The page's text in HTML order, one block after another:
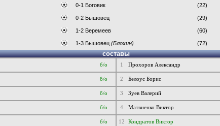
0-1 Боговик (22)
0-2 Бышовец (29)
1-2 Веремеев (60)
1-3 Бышовец (Блохин) (72)
составы
б/о
б/о
б/о
б/о
б/о
1 Прохоров Александр
2 Белоус Борис
3 Зуев Валерий
4 Матвиенко Виктор
12 Кондратов Виктор